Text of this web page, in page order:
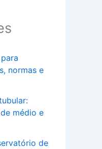
normas e
médio e
de